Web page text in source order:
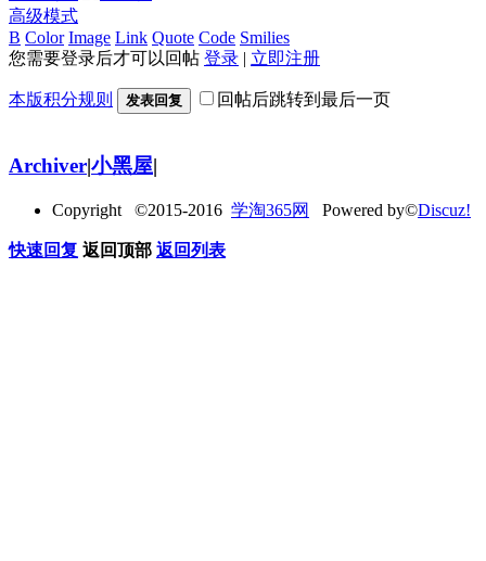
高级模式
B Color Image Link Quote Code Smilies
您需要登录后才可以回帖 登录 | 立即注册
本版积分规则 发表回复 回帖后跳转到最后一页
Archiver|小黑屋|
Copyright ©2015-2016 学淘365网 Powered by©Discuz!
快速回复 返回顶部 返回列表